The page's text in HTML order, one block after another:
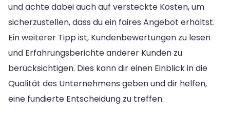
und achte dabei auch auf versteckte Kosten, um
sicherzustellen, dass du ein faires Angebot erhältst.
Ein weiterer Tipp ist, Kundenbewertungen zu lesen
und Erfahrungsberichte anderer Kunden zu
berücksichtigen. Dies kann dir einen Einblick in die
Qualität des Unternehmens geben und dir helfen,
eine fundierte Entscheidung zu treffen.